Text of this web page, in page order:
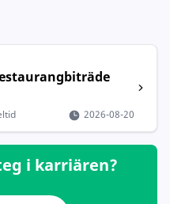
2026-08-20
i karriären?